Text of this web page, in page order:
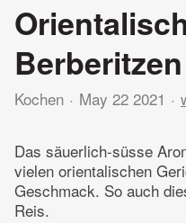
Berberitzen
Kochen May 22 2021
Das säuerlich-süsse
vielen orientalischen
Geschmack. So auch
Reis.